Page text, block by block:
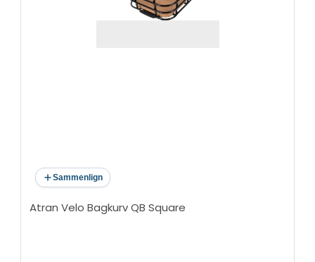
Sammenlign
Atran Velo Bagkurv QB Square